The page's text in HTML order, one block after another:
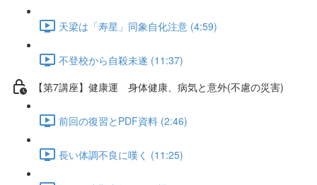
天梁は「寿星」同象自化注意 (4:59)
不登校から自殺未遂 (11:37)
【第7講座】健康運 身体健康、病気と意外(不慮の災害)
前回の復習とPDF資料 (2:46)
長い体調不良に嘆く (11:25)